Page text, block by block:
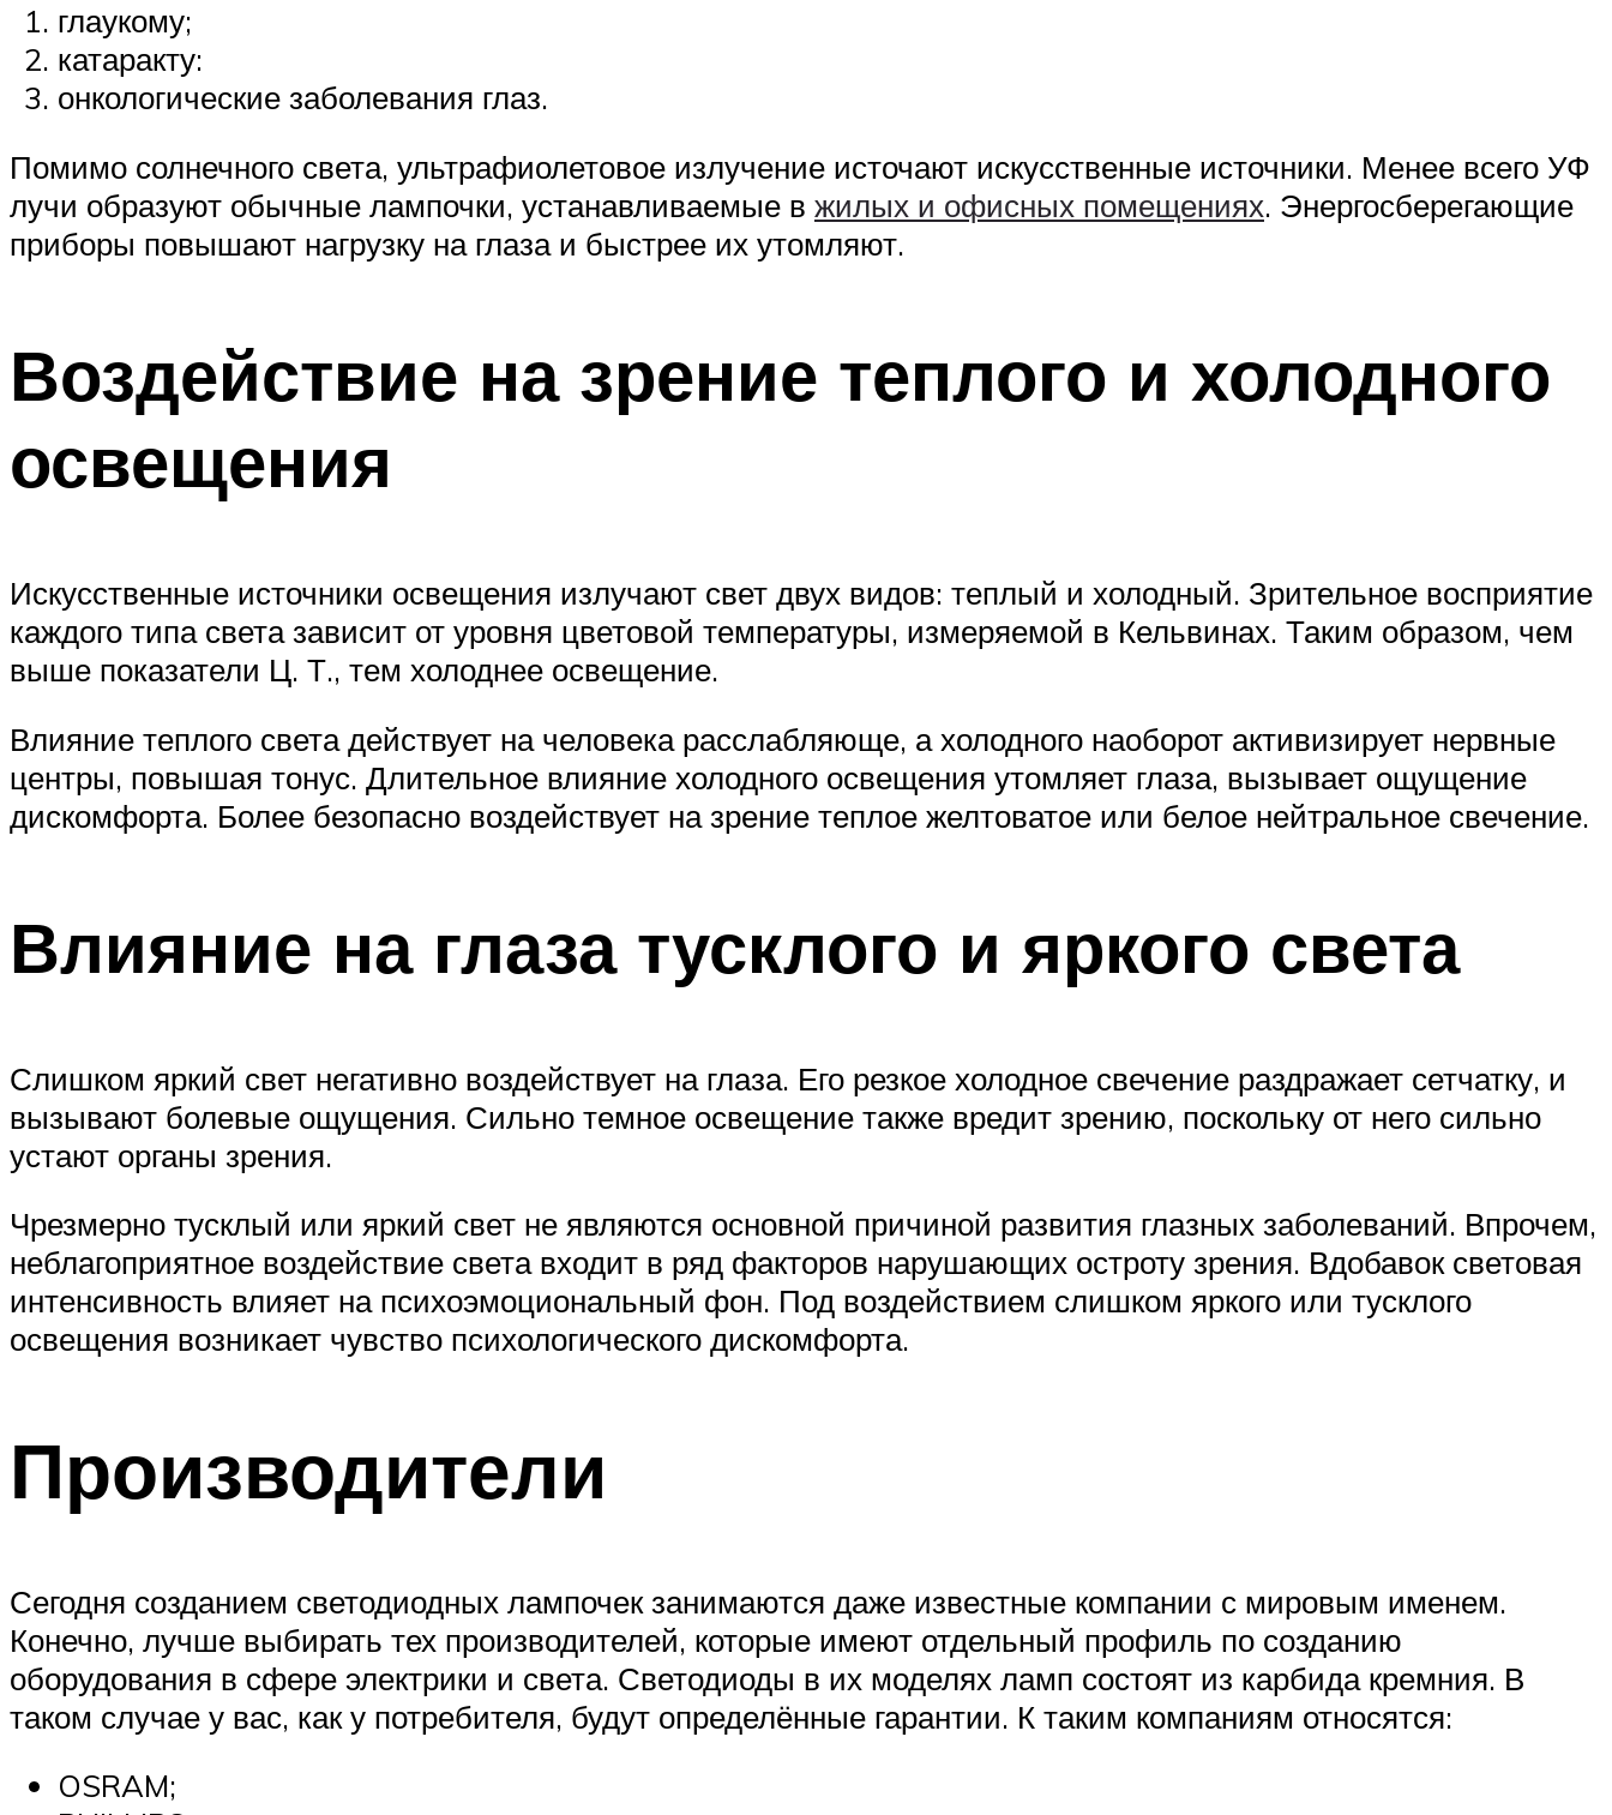
глаукому;
катаракту:
онкологические заболевания глаз.
Помимо солнечного света, ультрафиолетовое излучение источают искусственные источники. Менее всего УФ
лучи образуют обычные лампочки, устанавливаемые в жилых и офисных помещениях. Энергосберегающие
приборы повышают нагрузку на глаза и быстрее их утомляют.
Воздействие на зрение теплого и холодного
освещения
Искусственные источники освещения излучают свет двух видов: теплый и холодный. Зрительное восприятие
каждого типа света зависит от уровня цветовой температуры, измеряемой в Кельвинах. Таким образом, чем
выше показатели Ц. Т., тем холоднее освещение.
Влияние теплого света действует на человека расслабляюще, а холодного наоборот активизирует нервные
центры, повышая тонус. Длительное влияние холодного освещения утомляет глаза, вызывает ощущение
дискомфорта. Более безопасно воздействует на зрение теплое желтоватое или белое нейтральное свечение.
Влияние на глаза тусклого и яркого света
Слишком яркий свет негативно воздействует на глаза. Его резкое холодное свечение раздражает сетчатку, и
вызывают болевые ощущения. Сильно темное освещение также вредит зрению, поскольку от него сильно
устают органы зрения.
Чрезмерно тусклый или яркий свет не являются основной причиной развития глазных заболеваний. Впрочем,
неблагоприятное воздействие света входит в ряд факторов нарушающих остроту зрения. Вдобавок световая
интенсивность влияет на психоэмоциональный фон. Под воздействием слишком яркого или тусклого
освещения возникает чувство психологического дискомфорта.
Производители
Сегодня созданием светодиодных лампочек занимаются даже известные компании с мировым именем.
Конечно, лучше выбирать тех производителей, которые имеют отдельный профиль по созданию
оборудования в сфере электрики и света. Светодиоды в их моделях ламп состоят из карбида кремния. В
таком случае у вас, как у потребителя, будут определённые гарантии. К таким компаниям относятся:
OSRAM;